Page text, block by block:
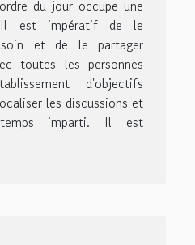
du jour occupe une
Il est impératif de le
et de le partager
toutes les personnes
d'objectifs
les discussions et
imparti. Il est